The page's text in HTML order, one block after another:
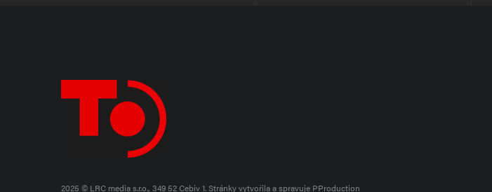
2025 © LRC media s.r.o., 349 52 Cebiv 1.Stránky vytvořila a spravuje PProduction